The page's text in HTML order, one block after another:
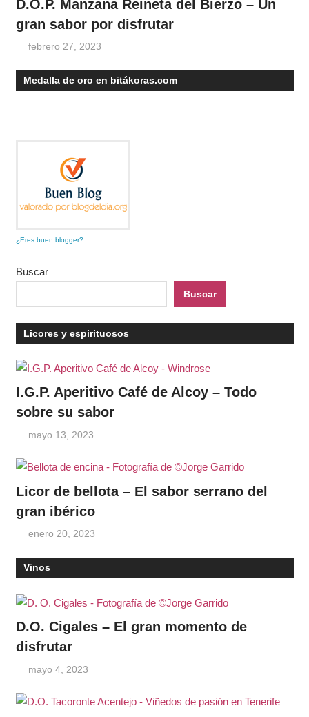
D.O.P. Manzana Reineta del Bierzo – Un
gran sabor por disfrutar
febrero 27, 2023
Medalla de oro en bitákoras.com
¿Eres buen blogger?
Buscar
Buscar
Licores y espirituosos
I.G.P. Aperitivo Café de Alcoy – Todo
sobre su sabor
mayo 13, 2023
Licor de bellota – El sabor serrano del
gran ibérico
enero 20, 2023
Vinos
D.O. Cigales – El gran momento de
disfrutar
mayo 4, 2023